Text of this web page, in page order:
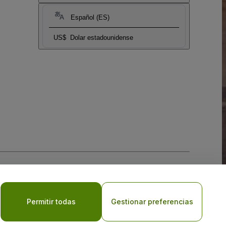
Español (ES)
US$ Dolar estadounidense
laPolítica de Privacidad para Móviles
Permitir todas Gestionar preferencias